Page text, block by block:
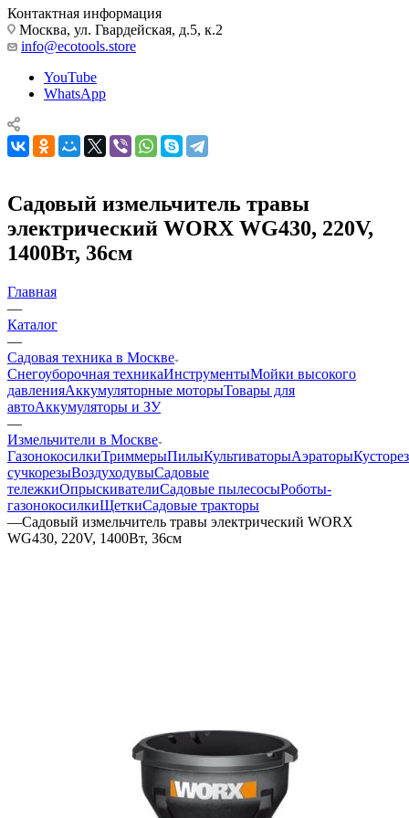
Контактная информация
Москва, ул. Гвардейская, д.5, к.2
info@ecotools.store
YouTube
WhatsApp
Садовый измельчитель травы
электрический WORX WG430, 220V,
1400Вт, 36см
Главная
—
Каталог
—
Садовая техника в Москве
Снегоуборочная техникаИнструментыМойки высокого
давленияАккумуляторные моторыТовары для
автоАккумуляторы и ЗУ
—
Измельчители в Москве
ГазонокосилкиТриммерыПилыКультиваторыАэраторы
сучкорезыВоздуходувыСадовые
тележкиОпрыскивателиСадовые пылесосыРоботы-
газонокосилкиЩеткиСадовые тракторы
—Садовый измельчитель травы электрический WORX
WG430, 220V, 1400Вт, 36см